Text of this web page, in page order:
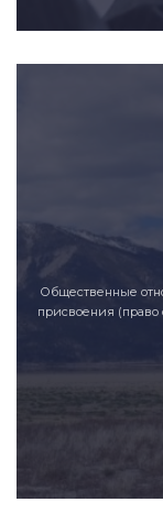
Общественные
присвоения (право